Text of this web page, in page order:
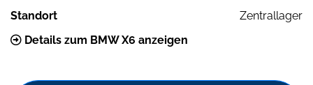
Standort
Zentrallager
Details zum BMW X6 anzeigen